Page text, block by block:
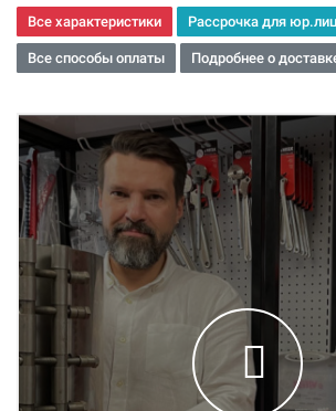
Все характеристики Рассрочка для
Все способы оплаты Подробнее о